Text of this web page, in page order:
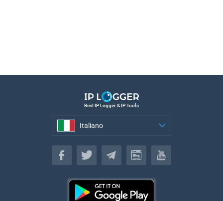
Best IP Logger & IP Tools
Italiano
Italiano